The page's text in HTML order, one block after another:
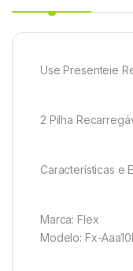
Use Presenteie
2 Pilha
Características e
Marca: Flex
Modelo: Fx-